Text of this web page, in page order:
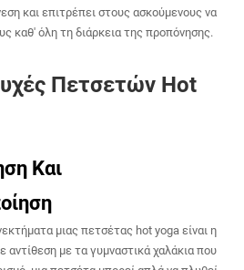
και επιτρέπει στους ασκούμενους να
καθ' όλη τη διάρκεια της προπόνησης.
Πετσετών Hot
Και
μιας πετσέτας hot yoga είναι η
αντίθεση με τα γυμναστικά χαλάκια που